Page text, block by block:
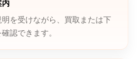
内
を受けながら、買取または下
認できます。